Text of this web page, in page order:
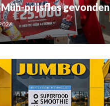
prijsfles gevonden